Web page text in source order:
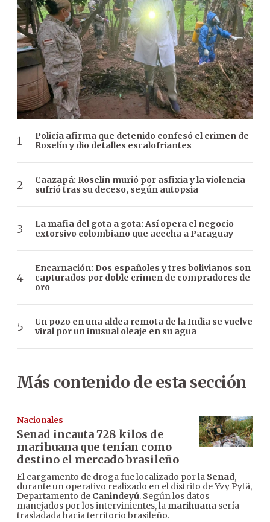
Policía afirma que detenido confesó el crimen de
Roselín y dio detalles escalofriantes
Caazapá: Roselín murió por asfixia y la violencia
sufrió tras su deceso, según autopsia
La mafia del gota a gota: Así opera el negocio
extorsivo colombiano que acecha a Paraguay
Encarnación: Dos españoles y tres bolivianos son
capturados por doble crimen de compradores de
oro
Un pozo en una aldea remota de la India se vuelve
viral por un inusual oleaje en su agua
Más contenido de esta sección
Nacionales
Senad incauta 728 kilos de
marihuana que tenían como
destino el mercado brasileño
El cargamento de droga fue localizado por la Senad,
durante un operativo realizado en el distrito de Yvy Pytã,
Departamento de Canindeyú. Según los datos
manejados por los intervinientes, la marihuana sería
trasladada hacia territorio brasileño.